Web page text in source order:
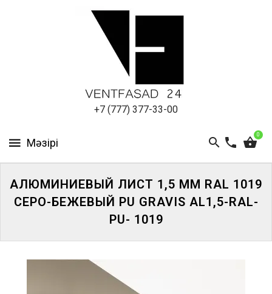
+7 (777) 377-33-00
0
ПАНЕЛИ
АЛЮМИНИЕВЫЙ ЛИСТ 1,5 ММ RAL 1019
СЕРО-БЕЖЕВЫЙ PU GRAVIS AL1,5-RAL-
PU- 1019